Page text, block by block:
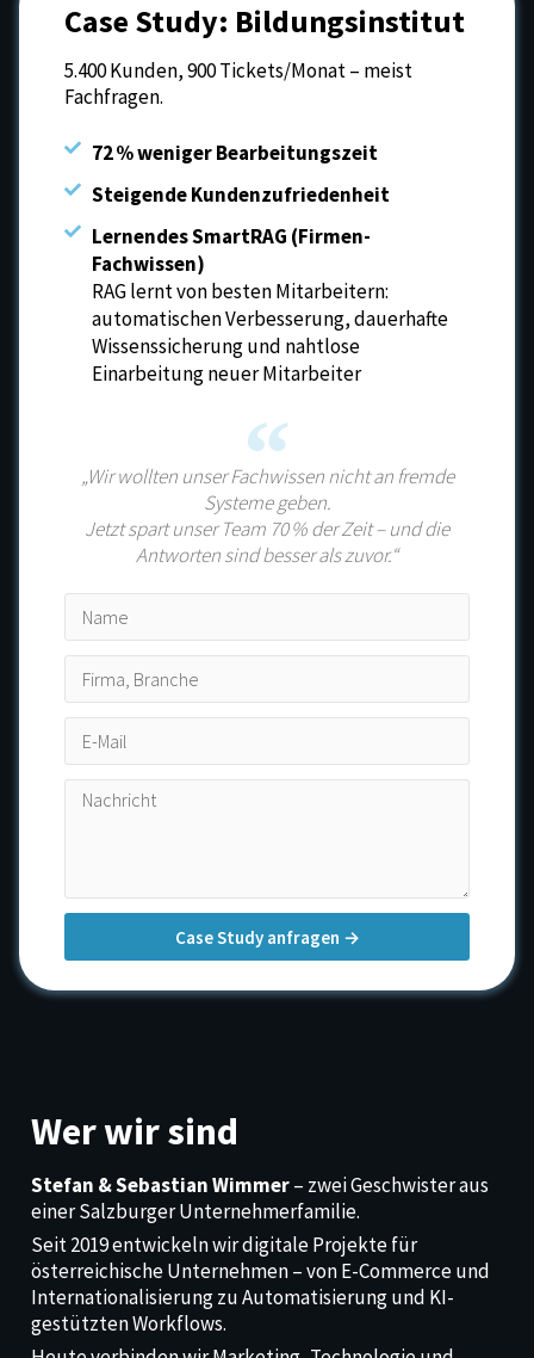
Case Study: Bildungsinstitut
5.400 Kunden, 900 Tickets/Monat – meist
Fachfragen.
72 % weniger Bearbeitungszeit
Steigende Kundenzufriedenheit
Lernendes SmartRAG (Firmen-
Fachwissen)
RAG lernt von besten Mitarbeitern:
automatischen Verbesserung, dauerhafte
Wissenssicherung und nahtlose
Einarbeitung neuer Mitarbeiter
„Wir wollten unser Fachwissen nicht an fremde
Systeme geben.
Jetzt spart unser Team 70 % der Zeit – und die
Antworten sind besser als zuvor.“
Case Study anfragen →
Wer wir sind
Stefan & Sebastian Wimmer– zwei Geschwister aus
einer Salzburger Unternehmerfamilie.
Seit 2019 entwickeln wir digitale Projekte für
österreichische Unternehmen – von E-Commerce und
Internationalisierung zu Automatisierung und KI-
gestützten Workflows.